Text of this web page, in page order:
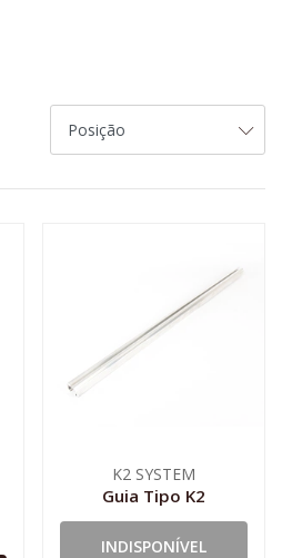
K2 SYSTEM
Guia Tipo K2
INDISPONÍVEL